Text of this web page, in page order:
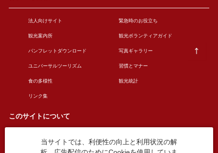
法人向けサイト 緊急時のお役立ち
観光案内所 観光ボランティアガイド
パンフレットダウンロード 写真ギャラリー
ユニバーサルツーリズム 習慣とマナー
食の多様性 観光統計
リンク集
このサイトについて
このサイトについて 広告掲載について
当サイトでは、利便性の向上と利用状況の解